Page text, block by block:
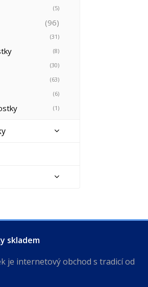
(5)
(96)
(31)
(8)
(30)
(63)
(6)
(1)
skladem
je internetový obchod s tradicí od